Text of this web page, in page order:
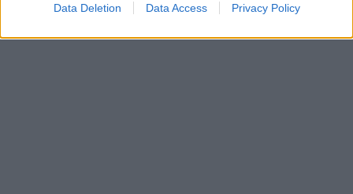
Data Deletion Data Access Privacy Policy